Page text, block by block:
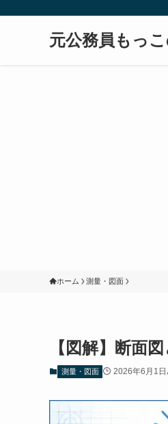
元公務員もっ
ホーム 測量・図面
【図解】断面
測量・図面 2026年6月1日